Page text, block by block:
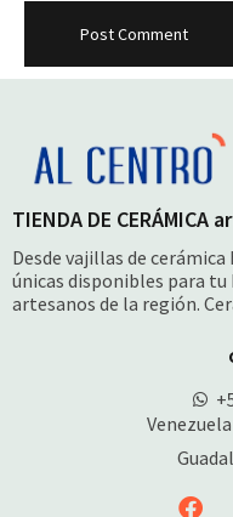
TIENDA DE
Desde vajillas de
únicas disponibles para
artesanos de la región.